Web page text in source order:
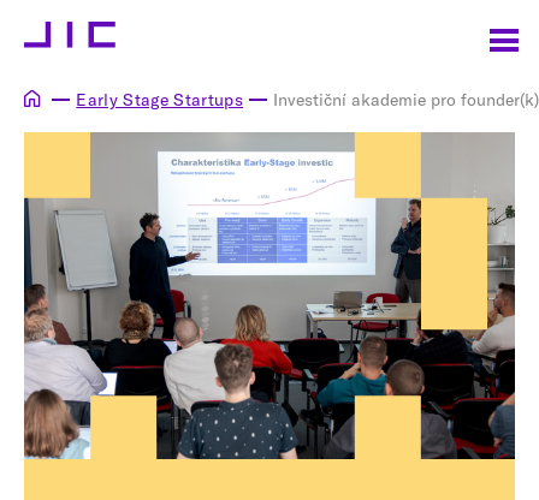
Early Stage Startups Investiční akademie pro